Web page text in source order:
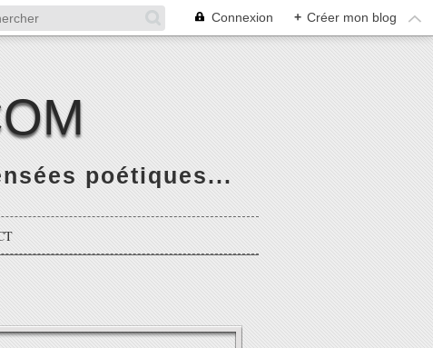
Connexion + Créer mon blog
poétiques...